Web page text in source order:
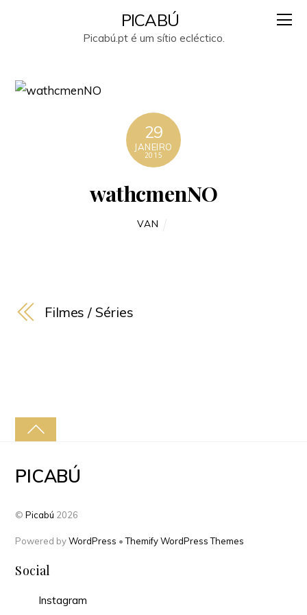
PICABÚ
Picabú.pt é um sítio ecléctico.
29
JANEIRO
2015
wathcmenNO
VAN
Filmes / Séries
PICABÚ
©Picabú 2026
Powered byWordPress •Themify WordPress Themes
Social
Instagram